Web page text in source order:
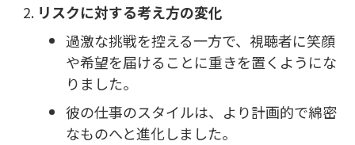
リスクに対する考え方の変化
過激な挑戦を控える一方で、視聴者に笑顔
や希望を届けることに重きを置くようにな
りました。
彼の仕事のスタイルは、より計画的で綿密
なものへと進化しました。